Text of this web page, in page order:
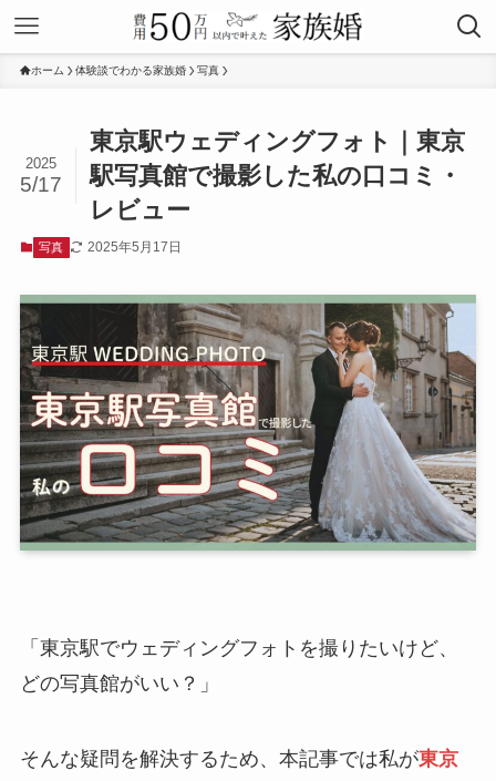
ホーム 体験談でわかる家族婚 写真
東京駅ウェディングフォト｜東京
駅写真館で撮影した私の口コミ・
レビュー
2025
5/17
写真 2025年5月17日
「東京駅でウェディングフォトを撮りたいけど、
どの写真館がいい？」
そんな疑問を解決するため、本記事では私が東京